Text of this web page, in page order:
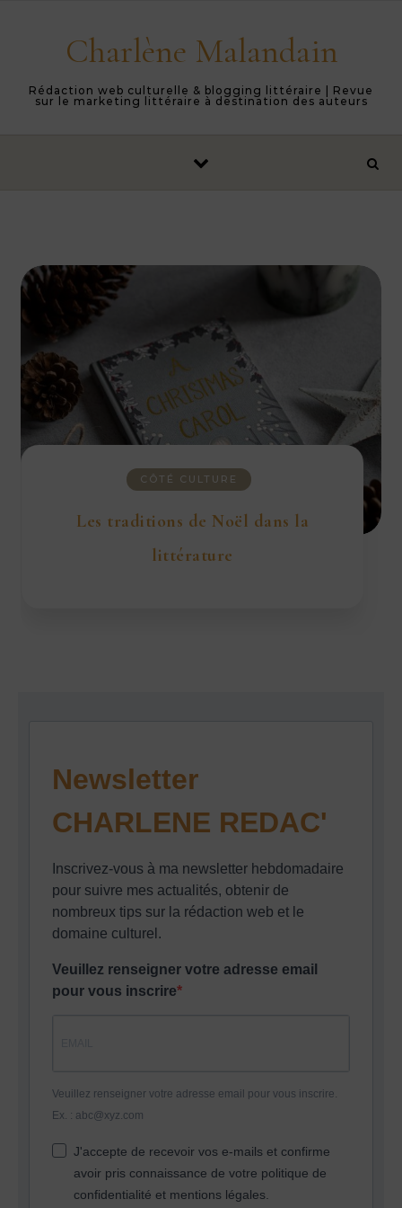
Charlène Malandain
Rédaction web culturelle & blogging littéraire | Revue
sur le marketing littéraire à destination des auteurs
CÔTÉ CULTURE
Les traditions de Noël dans la
littérature
Newsletter
CHARLENE REDAC'
Inscrivez-vous à ma newsletter hebdomadaire
pour suivre mes actualités, obtenir de
nombreux tips sur la rédaction web et le
domaine culturel.
Veuillez renseigner votre adresse email
pour vous inscrire
Veuillez renseigner votre adresse email pour vous inscrire.
Ex. : abc@xyz.com
J'accepte de recevoir vos e-mails et confirme
avoir pris connaissance de votre politique de
confidentialité et mentions légales.